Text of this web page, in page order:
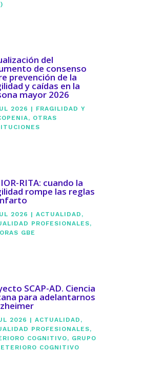
del
de consenso
prevención de la
y caídas en la
mayor 2026
2026 | FRAGILIDAD Y
, OTRAS
RITA: cuando la
rompe las reglas
2026 |ACTUALIDAD ,
PROFESIONALES,
GBE
SCAP-AD. Ciencia
para adelantarnos
2026 |ACTUALIDAD ,
PROFESIONALES,
COGNITIVO, GRUPO
COGNITIVO